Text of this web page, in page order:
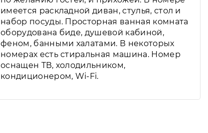
имеется раскладной диван, стулья, стол и
набор посуды. Просторная ванная комната
оборудована биде, душевой кабиной,
феном, банными халатами. В некоторых
номерах есть стиральная машина. Номер
оснащен ТВ, холодильником,
кондиционером, Wi-Fi.